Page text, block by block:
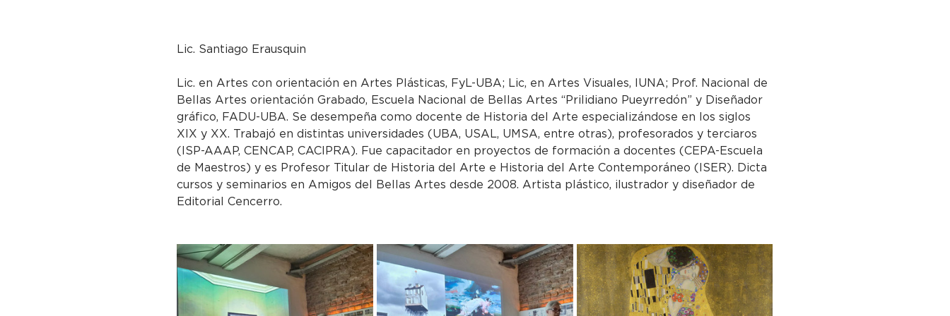
Lic. Santiago Erausquin
Lic. en Artes con orientación en Artes Plásticas, FyL-UBA; Lic, en Artes Visuales, IUNA; Prof. Nacional de
Bellas Artes orientación Grabado, Escuela Nacional de Bellas Artes “Prilidiano Pueyrredón” y Diseñador
gráfico, FADU-UBA. Se desempeña como docente de Historia del Arte especializándose en los siglos
XIX y XX. Trabajó en distintas universidades (UBA, USAL, UMSA, entre otras), profesorados y terciaros
(ISP-AAAP, CENCAP, CACIPRA). Fue capacitador en proyectos de formación a docentes (CEPA-Escuela
de Maestros) y es Profesor Titular de Historia del Arte e Historia del Arte Contemporáneo (ISER). Dicta
cursos y seminarios en Amigos del Bellas Artes desde 2008. Artista plástico, ilustrador y diseñador de
Editorial Cencerro.